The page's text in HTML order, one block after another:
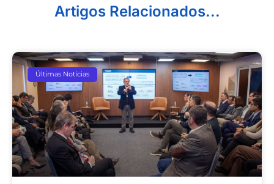
Artigos Relacionados...
Últimas Notícias